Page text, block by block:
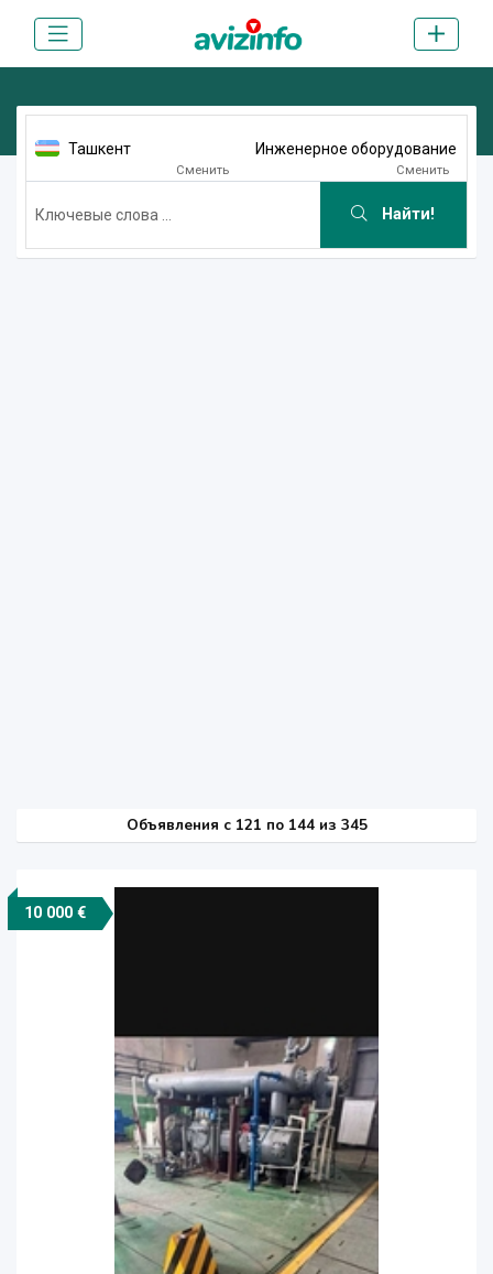
Ташкент
Сменить
Инженерное оборудование
Сменить
Найти!
Объявления c 121 по 144 из 345
10 000 €